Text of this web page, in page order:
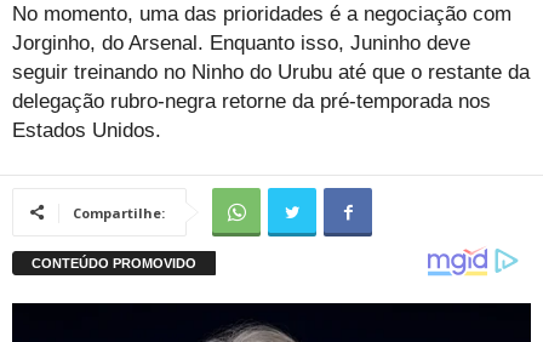
No momento, uma das prioridades é a negociação com
Jorginho, do Arsenal. Enquanto isso, Juninho deve
seguir treinando no Ninho do Urubu até que o restante da
delegação rubro-negra retorne da pré-temporada nos
Estados Unidos.
Compartilhe: